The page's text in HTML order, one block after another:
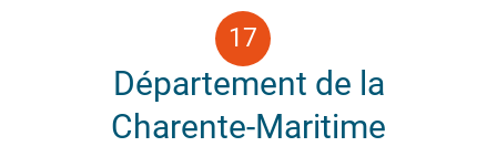
Département de la
Charente-Maritime